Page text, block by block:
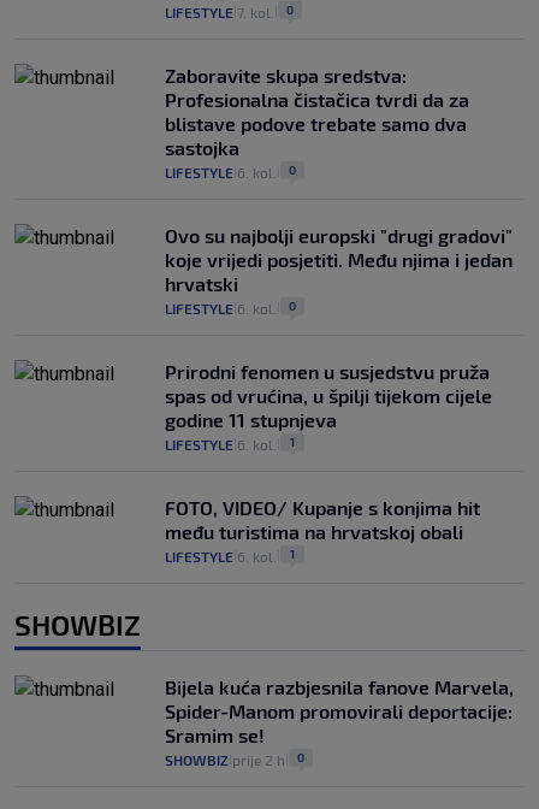
LIFESTYLE 7. kol. 0
Zaboravite skupa sredstva:
Profesionalna čistačica tvrdi da za
blistave podove trebate samo dva
sastojka
LIFESTYLE 6. kol. 0
Ovo su najbolji europski "drugi gradovi"
koje vrijedi posjetiti. Među njima i jedan
hrvatski
LIFESTYLE 6. kol. 0
Prirodni fenomen u susjedstvu pruža
spas od vrućina, u špilji tijekom cijele
godine 11 stupnjeva
LIFESTYLE 6. kol. 1
FOTO, VIDEO/ Kupanje s konjima hit
među turistima na hrvatskoj obali
LIFESTYLE 6. kol. 1
SHOWBIZ
Bijela kuća razbjesnila fanove Marvela,
Spider-Manom promovirali deportacije:
Sramim se!
SHOWBIZ prije 2 h 0